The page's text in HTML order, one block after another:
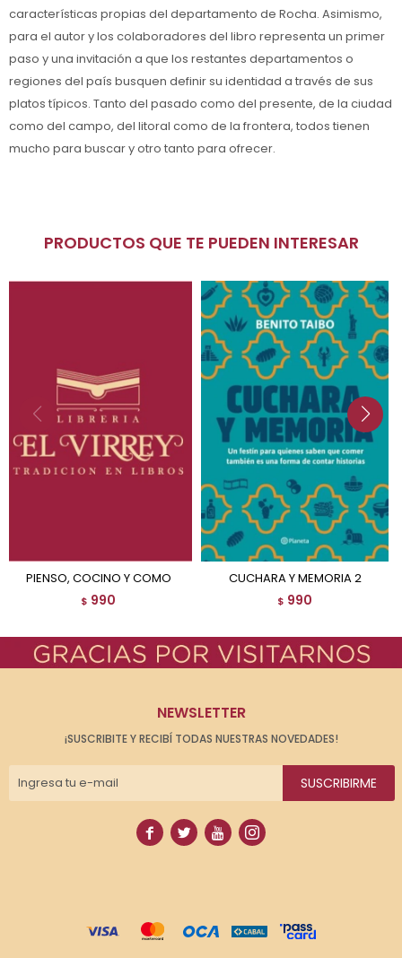
características propias del departamento de Rocha. Asimismo,
para el autor y los colaboradores del libro representa un primer
paso y una invitación a que los restantes departamentos o
regiones del país busquen definir su identidad a través de sus
platos típicos. Tanto del pasado como del presente, de la ciudad
como del campo, del litoral como de la frontera, todos tienen
mucho para buscar y otro tanto para ofrecer.
PRODUCTOS QUE TE PUEDEN INTERESAR
PIENSO, COCINO Y COMO
$ 990
CUCHARA Y MEMORIA 2
$ 990
NEWSLETTER
¡SUSCRIBITE Y RECIBÍ TODAS NUESTRAS NOVEDADES!
SUSCRIBIRME
   